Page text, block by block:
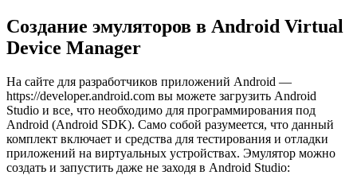
Создание эмуляторов в Android Virtual
Device Manager
На сайте для разработчиков приложений Android —
https://developer.android.com вы можете загрузить Android
Studio и все, что необходимо для программирования под
Android (Android SDK). Само собой разумеется, что данный
комплект включает и средства для тестирования и отладки
приложений на виртуальных устройствах. Эмулятор можно
создать и запустить даже не заходя в Android Studio: